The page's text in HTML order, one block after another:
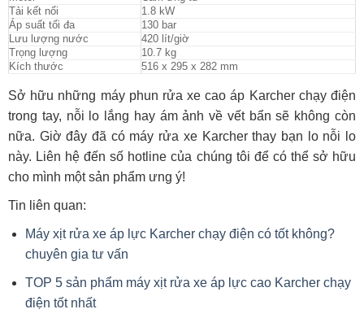
Tải kết nối
1.8 kW
Áp suất tối đa
130 bar
Lưu lượng nước
420 lít/giờ
Trọng lượng
10.7 kg
Kích thước
516 x 295 x 282 mm
Sở hữu những máy phun rửa xe cao áp Karcher chạy điện
trong tay, nỗi lo lắng hay ám ảnh về vết bẩn sẽ không còn
nữa. Giờ đây đã có máy rửa xe Karcher thay bạn lo nỗi lo
này. Liên hệ đến số hotline của chúng tôi để có thể sở hữu
cho mình một sản phẩm ưng ý!
Tin liên quan:
Máy xịt rửa xe áp lực Karcher chạy điện có tốt không?
chuyên gia tư vấn
TOP 5 sản phẩm máy xịt rửa xe áp lực cao Karcher chạy
điện tốt nhất